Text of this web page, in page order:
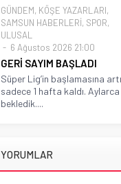
GÜNDEM, KÖŞE YAZARLARI,
SAMSUN HABERLERİ, SPOR,
ULUSAL
6 Ağustos 2026 21:00
GERİ SAYIM BAŞLADI
Süper Lig’in başlamasına
sadece 1 hafta kaldı. Aylarca
bekledik....
YORUMLAR